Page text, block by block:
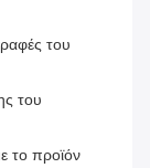
του
του
το προϊόν